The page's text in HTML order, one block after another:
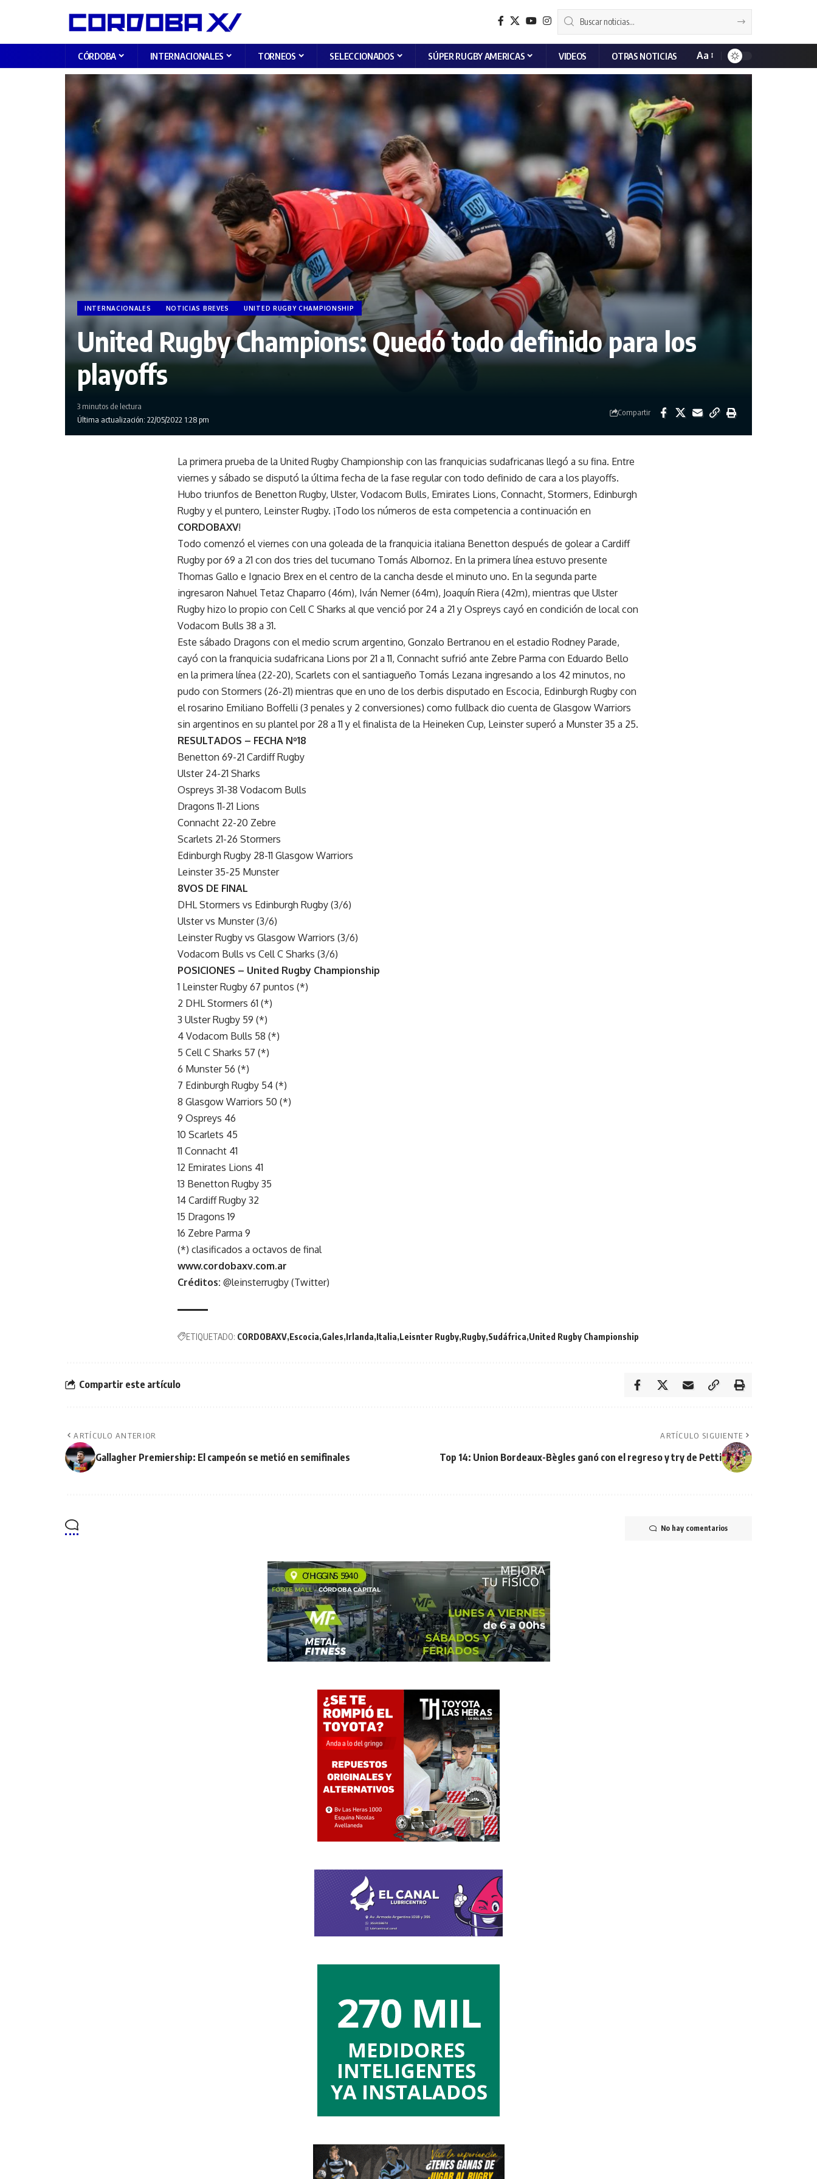
CÓRDOBA INTERNACIONALES TORNEOS SELECCIONADOS SÚPER RUGBY AMERICAS VIDEOS OTRAS NOTICIAS Aa
INTERNACIONALES NOTICIAS BREVES UNITED RUGBY CHAMPIONSHIP
United Rugby Champions: Quedó todo definido para los
playoffs
Última actualización: 22/05/2022 1:28 pm
3 minutos de lectura
Compartir
La primera prueba de la United Rugby Championship con las franquicias sudafricanas llegó a su fina. Entre
viernes y sábado se disputó la última fecha de la fase regular con todo definido de cara a los playoffs.
Hubo triunfos de Benetton Rugby, Ulster, Vodacom Bulls, Emirates Lions, Connacht, Stormers, Edinburgh
Rugby y el puntero, Leinster Rugby. ¡Todo los números de esta competencia a continuación en
CORDOBAXV!
Todo comenzó el viernes con una goleada de la franquicia italiana Benetton después de golear a Cardiff
Rugby por 69 a 21 con dos tries del tucumano Tomás Albornoz. En la primera línea estuvo presente
Thomas Gallo e Ignacio Brex en el centro de la cancha desde el minuto uno. En la segunda parte
ingresaron Nahuel Tetaz Chaparro (46m), Iván Nemer (64m), Joaquín Riera (42m), mientras que Ulster
Rugby hizo lo propio con Cell C Sharks al que venció por 24 a 21 y Ospreys cayó en condición de local con
Vodacom Bulls 38 a 31.
Este sábado Dragons con el medio scrum argentino, Gonzalo Bertranou en el estadio Rodney Parade,
cayó con la franquicia sudafricana Lions por 21 a 11, Connacht sufrió ante Zebre Parma con Eduardo Bello
en la primera línea (22-20), Scarlets con el santiagueño Tomás Lezana ingresando a los 42 minutos, no
pudo con Stormers (26-21) mientras que en uno de los derbis disputado en Escocia, Edinburgh Rugby con
el rosarino Emiliano Boffelli (3 penales y 2 conversiones) como fullback dio cuenta de Glasgow Warriors
sin argentinos en su plantel por 28 a 11 y el finalista de la Heineken Cup, Leinster superó a Munster 35 a 25.
RESULTADOS – FECHA Nº18
Benetton 69-21 Cardiff Rugby
Ulster 24-21 Sharks
Ospreys 31-38 Vodacom Bulls
Dragons 11-21 Lions
Connacht 22-20 Zebre
Scarlets 21-26 Stormers
Edinburgh Rugby 28-11 Glasgow Warriors
Leinster 35-25 Munster
8VOS DE FINAL
DHL Stormers vs Edinburgh Rugby (3/6)
Ulster vs Munster (3/6)
Leinster Rugby vs Glasgow Warriors (3/6)
Vodacom Bulls vs Cell C Sharks (3/6)
POSICIONES – United Rugby Championship
1 Leinster Rugby 67 puntos (*)
2 DHL Stormers 61 (*)
3 Ulster Rugby 59 (*)
4 Vodacom Bulls 58 (*)
5 Cell C Sharks 57 (*)
6 Munster 56 (*)
7 Edinburgh Rugby 54 (*)
8 Glasgow Warriors 50 (*)
9 Ospreys 46
10 Scarlets 45
11 Connacht 41
12 Emirates Lions 41
13 Benetton Rugby 35
14 Cardiff Rugby 32
15 Dragons 19
16 Zebre Parma 9
(*) clasificados a octavos de final
www.cordobaxv.com.ar
Créditos: @leinsterrugby (Twitter)
ETIQUETADO: CORDOBAXV Escocia Gales Irlanda Italia Leisnter Rugby Rugby Sudáfrica United Rugby Championship
Compartir este artículo
ARTÍCULO ANTERIOR
Gallagher Premiership: El campeón se metió en semifinales
ARTÍCULO SIGUIENTE
Top 14: Union Bordeaux-Bègles ganó con el regreso y try de Petti
No hay comentarios